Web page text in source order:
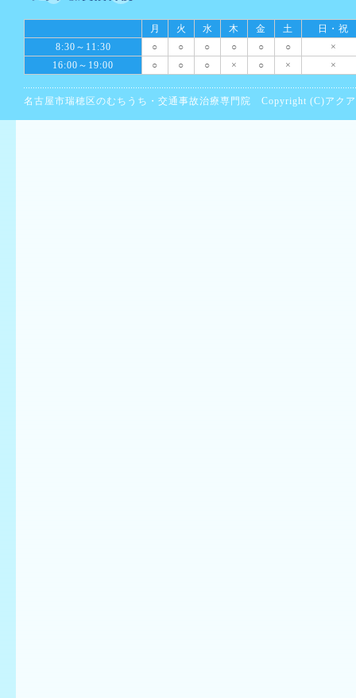
月 火 水 木 金 土
日・祝
8:30～11:30
○ ○ ○ ○ ○ ○
×
16:00～19:00
○ ○ ○ × ○ × ×
名古屋市瑞穂区のむちうち・交通事故治療専門院 Copyright (C)アク